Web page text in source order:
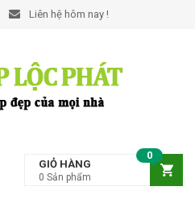
Liên hệ hôm nay !
GIỎ HÀNG
0
0 Sản phẩm